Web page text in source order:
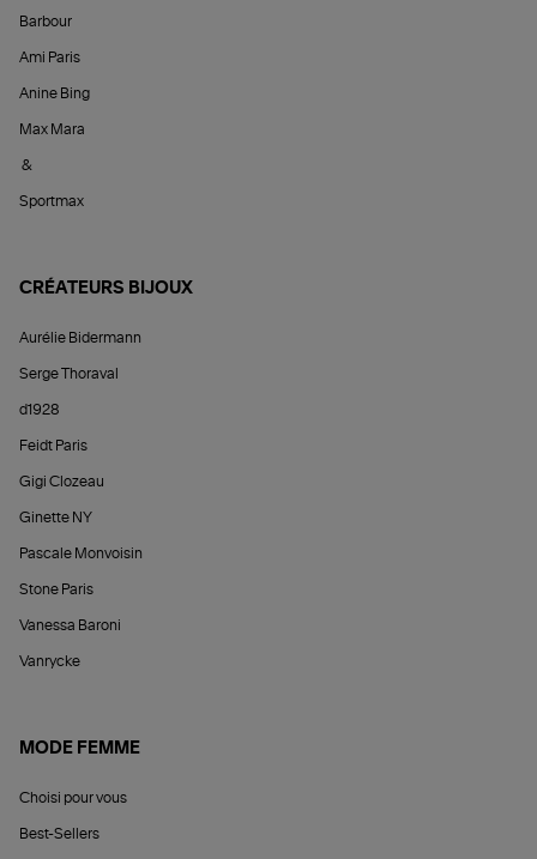
Barbour
Ami Paris
Anine Bing
Max Mara
&
Sportmax
CRÉATEURS BIJOUX
Aurélie Bidermann
Serge Thoraval
d1928
Feidt Paris
Gigi Clozeau
Ginette NY
Pascale Monvoisin
Stone Paris
Vanessa Baroni
Vanrycke
MODE FEMME
Choisi pour vous
Best-Sellers